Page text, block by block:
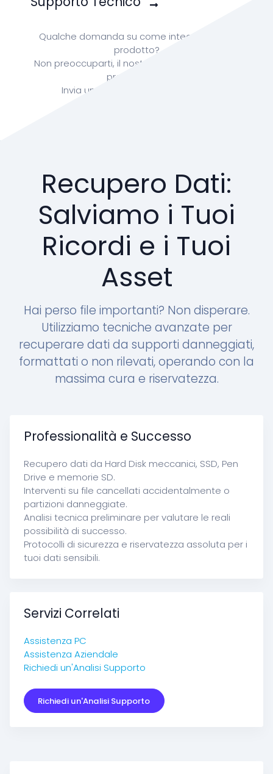
Qualche domanda su come integrare il tuo
prodotto?
Non preoccuparti, il nostro team di RonTech è
prontə per te
Invia una mail a:
Recupero Dati:
Salviamo i Tuoi
Ricordi e i Tuoi
Asset
Hai perso file importanti? Non disperare.
Utilizziamo tecniche avanzate per
recuperare dati da supporti danneggiati,
formattati o non rilevati, operando con la
massima cura e riservatezza.
Professionalità e Successo
Recupero dati da Hard Disk meccanici, SSD, Pen
Drive e memorie SD.
Interventi su file cancellati accidentalmente o
partizioni danneggiate.
Analisi tecnica preliminare per valutare le reali
possibilità di successo.
Protocolli di sicurezza e riservatezza assoluta per i
tuoi dati sensibili.
Servizi Correlati
Assistenza PC
Assistenza Aziendale
Richiedi un'Analisi Supporto
Richiedi un'Analisi Supporto